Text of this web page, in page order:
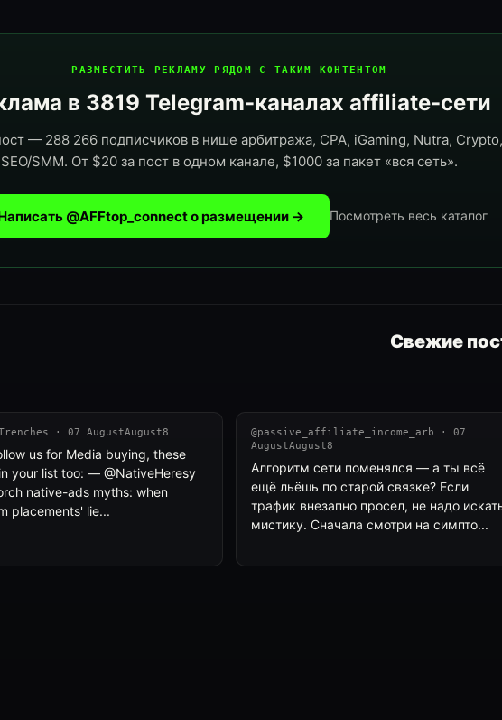
РАЗМЕСТИТЬ РЕКЛАМУ РЯДОМ С ТАКИМ КОНТЕНТОМ
в 3819 Telegram-каналах affiliate-сети
— 288 266 подписчиков в нише арбитража, CPA, iGaming, Nutra, Crypto,
SEO/SMM. От $20 за пост в одном канале, $1000 за пакет «вся сеть».
@AFFtop_connect о размещении → Посмотреть весь каталог
Свежие
· 07 AugustAugust8
us for Media buying, these
your list too: — @NativeHeresy
native-ads myths: when
placements' lie...
@passive_affiliate_income_arb · 07
AugustAugust8
Алгоритм сети поменялся — а ты всё
ещё льёшь по старой связке? Если
трафик внезапно просел, не надо
мистику. Сначала смотри на симпто...